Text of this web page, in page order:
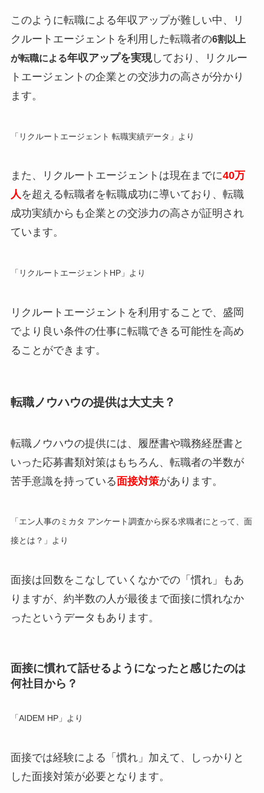
このように転職による年収アップが難しい中、リ
クルートエージェントを利用した転職者の6割以上
が転職による年収アップを実現しており、リクルー
トエージェントの企業との交渉力の高さが分かり
ます。
「リクルートエージェント 転職実績データ」より
また、リクルートエージェントは現在までに40万
人を超える転職者を転職成功に導いており、転職
成功実績からも企業との交渉力の高さが証明され
ています。
「リクルートエージェントHP」より
リクルートエージェントを利用することで、盛岡
でより良い条件の仕事に転職できる可能性を高め
ることができます。
転職ノウハウの提供は大丈夫？
転職ノウハウの提供には、履歴書や職務経歴書と
いった応募書類対策はもちろん、 転職者の半数が
苦手意識を持っている面接対策があります。
「エン人事のミカタ アンケート調査から探る求職者にとって、面
接とは？」より
面接は回数をこなしていくなかでの「慣れ」もあ
りますが、 約半数の人が最後まで面接に慣れなか
った というデータもあります。
面接に慣れて話せるようになったと感じたのは
何社目から？
「AIDEM HP」より
面接では経験による「慣れ」加えて、
しっかりと
した面接対策が必要となります。